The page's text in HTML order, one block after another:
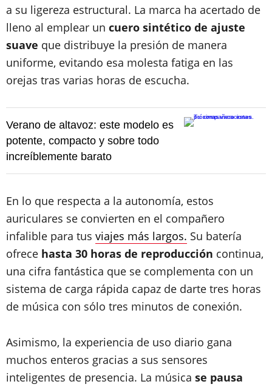
a su ligereza estructural. La marca ha acertado de
lleno al emplear un cuero sintético de ajuste
suave que distribuye la presión de manera
uniforme, evitando esa molesta fatiga en las
orejas tras varias horas de escucha.
Verano de altavoz: este modelo es
potente, compacto y sobre todo
increíblemente barato
En lo que respecta a la autonomía, estos
auriculares se convierten en el compañero
infalible para tus viajes más largos. Su batería
ofrece hasta 30 horas de reproducción continua,
una cifra fantástica que se complementa con un
sistema de carga rápida capaz de darte tres horas
de música con sólo tres minutos de conexión.
Asimismo, la experiencia de uso diario gana
muchos enteros gracias a sus sensores
inteligentes de presencia. La música se pausa